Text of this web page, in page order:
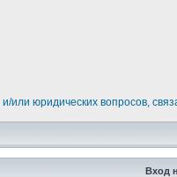
или юридических вопросов,
Вход